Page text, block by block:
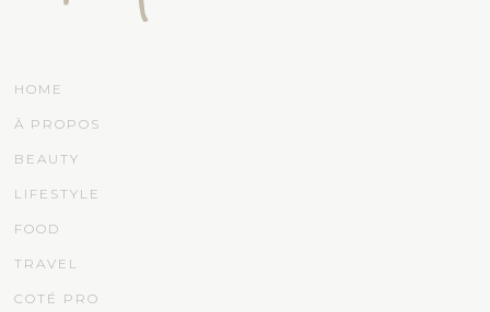
HOME
À PROPOS
BEAUTY
LIFESTYLE
FOOD
TRAVEL
COTÉ PRO